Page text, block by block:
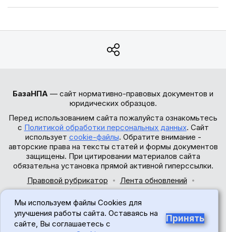
БазаНПА — сайт нормативно-правовых документов и
юридических образцов.
Перед использованием сайта пожалуйста ознакомьтесь
с Политикой обработки персональных данных. Сайт
использует cookie-файлы. Обратите внимание -
авторские права на тексты статей и формы документов
защищены. При цитировании материалов сайта
обязательна установка прямой активной гиперссылки.
Правовой рубрикатор
Лента обновлений
© 2017-2026
18+
Мы используем файлы Cookies для
улучшения работы сайта. Оставаясь на
сайте, Вы соглашаетесь с
Принять